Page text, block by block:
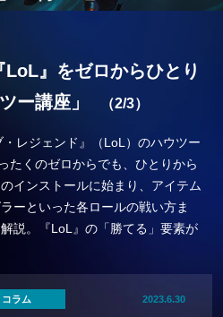
LoL』をゼロからひとり
ー講座」
（2/3）
レジェンド』（LoL）のハウツー
たくのゼロからでも、ひとりから
インストールに始まり、アイテム
ーといった各ロールの戦い方ま
説。『LoL』の「勝てる」要素が
コラム 2023.6.30